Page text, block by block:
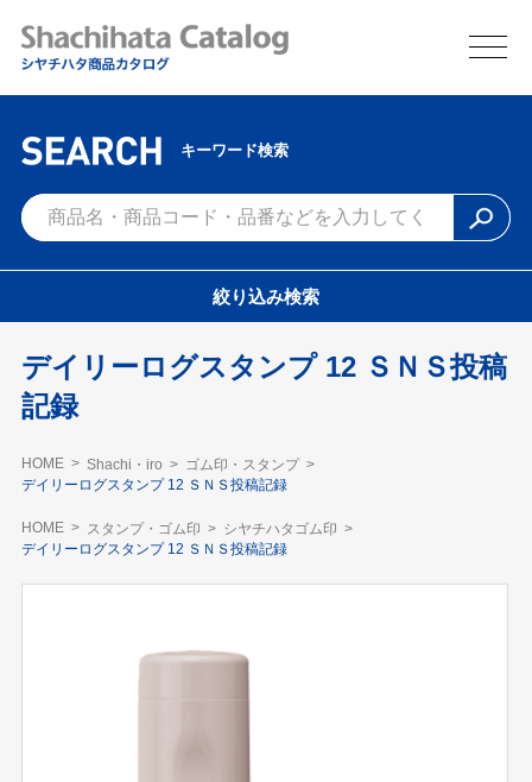
キーワード検索
絞り込み検索
デイリーログスタンプ 12 ＳＮＳ投稿
記録
HOME Shachi・iro
ゴム印・スタンプ
デイリーログスタンプ 12 ＳＮＳ投稿記録
HOME スタンプ・ゴム印
シヤチハタゴム印
デイリーログスタンプ 12 ＳＮＳ投稿記録